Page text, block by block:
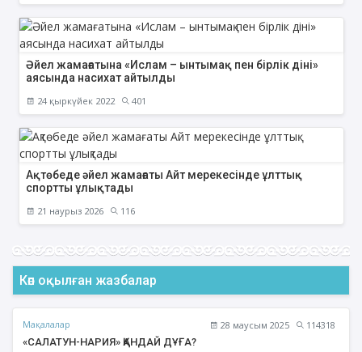
Әйел жамағатына «Ислам – ынтымақ пен бірлік діні»
аясында насихат айтылды
24 қыркүйек 2022 401
Ақтөбеде әйел жамағаты Айт мерекесінде ұлттық
спортты ұлықтады
21 наурыз 2026 116
Көп оқылған жазбалар
Мақалалар 28 маусым 2025
114318
«САЛАТУН-НАРИЯ» ҚАНДАЙ ДҰҒА?